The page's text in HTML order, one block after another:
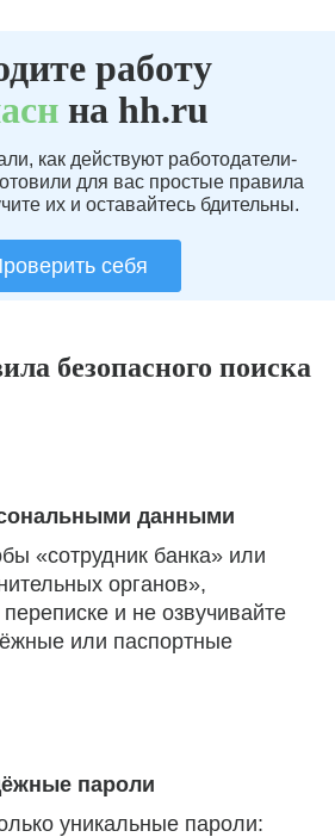
работу
на hh.ru
как действуют работодатели-
для вас простые правила
их и оставайтесь бдительны.
себя
безопасного поиска
данными
«сотрудник банка» или
органов»,
и не озвучивайте
или паспортные
пароли
уникальные пароли: